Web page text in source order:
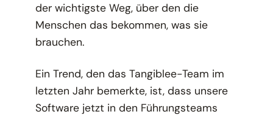
der wichtigste Weg, über den die
Menschen das bekommen, was sie
brauchen.
Ein Trend, den das Tangiblee-Team im
letzten Jahr bemerkte, ist, dass unsere
Software jetzt in den Führungsteams